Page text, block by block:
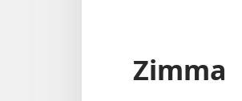
Zimma